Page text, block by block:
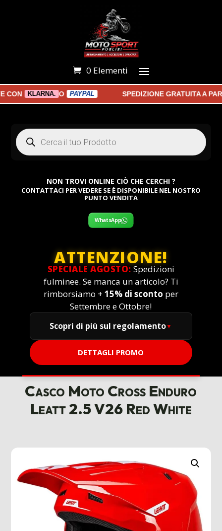
0 Elementi
KLARNA. O PAYPAL SPEDIZIONE GRATUITA A
Products
search
NON TROVI ONLINE CIÒ CHE CERCHI ?
CONTATTACI PER VEDERE SE È DISPONIBILE NEL NOSTRO
PUNTO VENDITA
WhatsApp
ATTENZIONE!
SPECIALE AGOSTO: Spedizioni
fulminee. Se manca un articolo? Ti
rimborsiamo + 15% di sconto per
Settembre e Ottobre!
Scopri di più sul regolamento
DETTAGLI PROMO
Casco Moto Cross Enduro
Leatt 2.5 V26 Red White